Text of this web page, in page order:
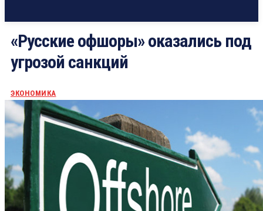
«Русские офшоры» оказались под
угрозой санкций
ЭКОНОМИКА